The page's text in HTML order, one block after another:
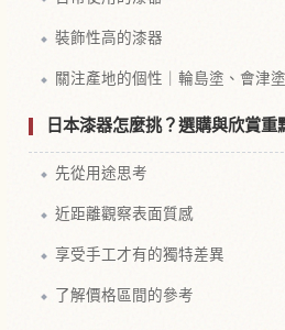
裝飾性高的漆器
關注產地的個性｜輪島塗、會津
日本漆器怎麼挑？選購與欣賞重
先從用途思考
近距離觀察表面質感
享受手工才有的獨特差異
了解價格區間的參考